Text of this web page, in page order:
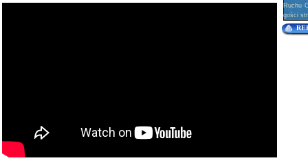
Ruchu
gości